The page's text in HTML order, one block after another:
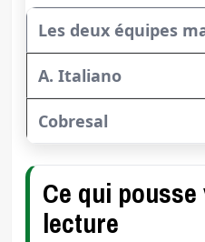
Les deux équipes
Ce qui
lecture